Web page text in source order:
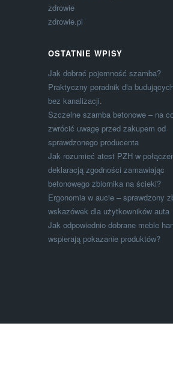
zdrowie
zdrowie.pl
OSTATNIE WPISY
Jak dobrać pojemność szamba?
Praktyczny poradnik dla
bez kanalizacji.
Szczelne szamba betonowe – na
zwrócić uwagę przed zakupem od
sprawdzonego producenta
Jak rozumieć atest PZH w
deklaracją zgodności zamawiając
betonowego zbiornika na ścieki?
Ergonomia w aucie – sprawdzony
wskazówek dla użytkowników auta
Jak odpowiednio dobrane meble
wspierają pokazanie produktów?